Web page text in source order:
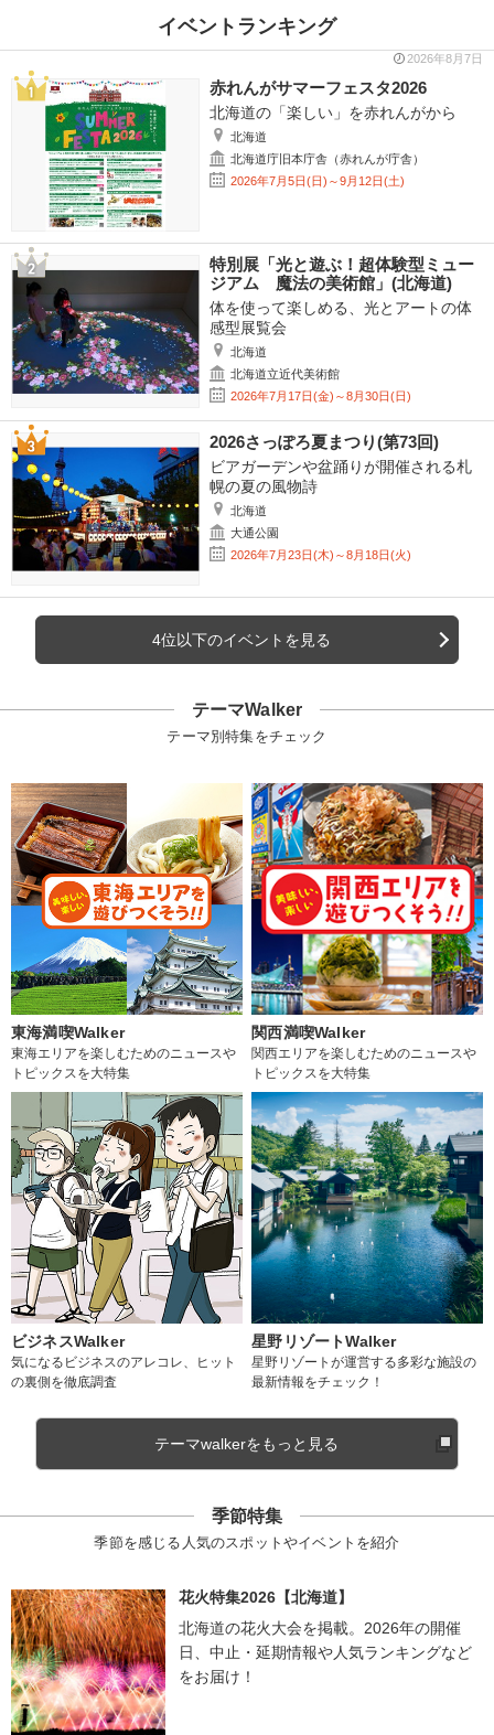
イベントランキング
2026年8月7日
赤れんがサマーフェスタ2026
北海道の「楽しい」を赤れんがから
北海道
北海道庁旧本庁舎（赤れんが庁舎）
2026年7月5日(日)～9月12日(土)
特別展「光と遊ぶ！超体験型ミュー
ジアム 魔法の美術館」(北海道)
体を使って楽しめる、光とアートの体
感型展覧会
北海道
北海道立近代美術館
2026年7月17日(金)～8月30日(日)
2026さっぽろ夏まつり(第73回)
ビアガーデンや盆踊りが開催される札
幌の夏の風物詩
北海道
大通公園
2026年7月23日(木)～8月18日(火)
4位以下のイベントを見る
テーマWalker
テーマ別特集をチェック
東海満喫Walker
東海エリアを楽しむためのニュースや
トピックスを大特集
関西満喫Walker
関西エリアを楽しむためのニュースや
トピックスを大特集
ビジネスWalker
気になるビジネスのアレコレ、ヒット
の裏側を徹底調査
星野リゾートWalker
星野リゾートが運営する多彩な施設の
最新情報をチェック！
テーマwalkerをもっと見る
季節特集
季節を感じる人気のスポットやイベントを紹介
花火特集2026【北海道】
北海道の花火大会を掲載。2026年の開催
日、中止・延期情報や人気ランキングなど
をお届け！